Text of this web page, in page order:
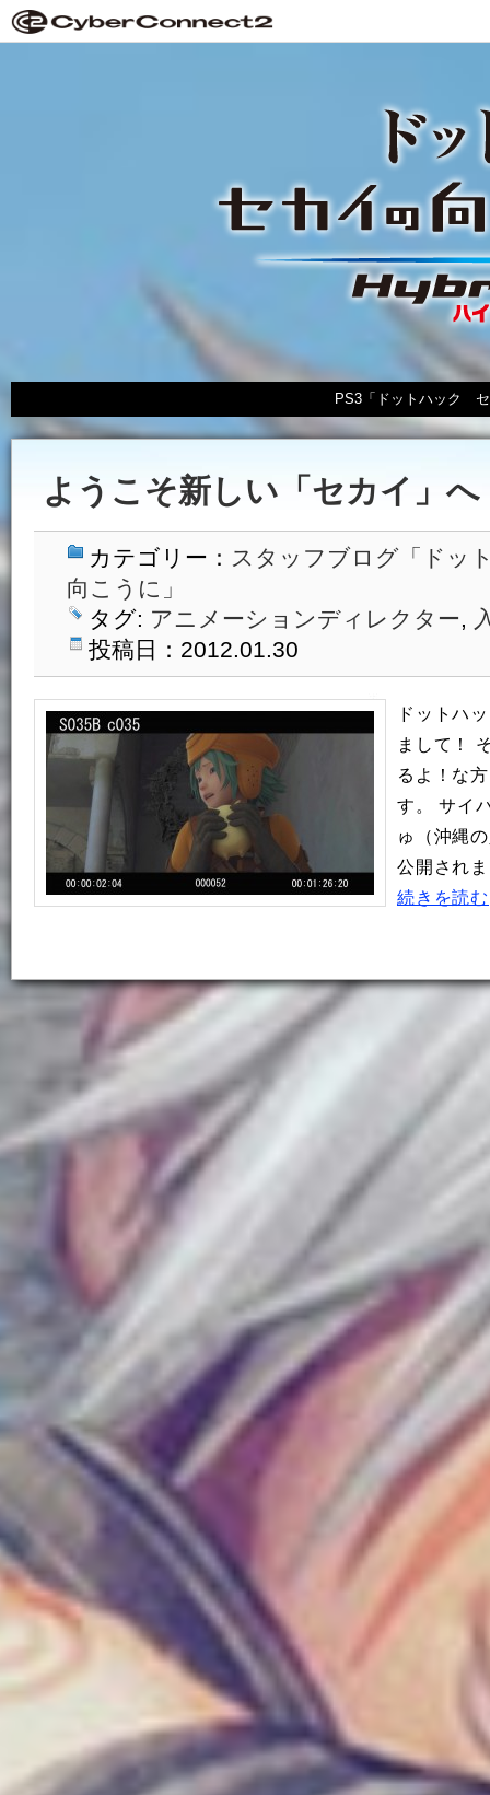
PS3「ドットハック
ようこそ新しい「セカイ」へ
カテゴリー： スタッフブログ「ド
向こうに」
タグ: アニメーションディレクター,
投稿日：2012.01.30
ドットハ
まして！
るよ！な
す。 サイ
ゅ（沖縄
公開され
続きを読む